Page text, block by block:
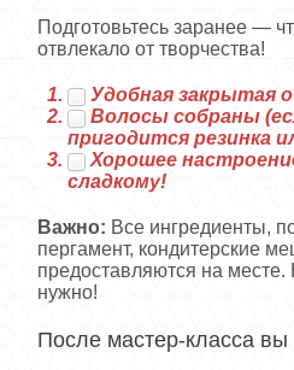
Подготовьтесь заранее —
отвлекало от творчества!
Удобная закрытая
Волосы собраны
пригодится резинка
Хорошее
сладкому!
Важно: Все ингредиенты,
пергамент, кондитерские
предоставляются на месте.
нужно!
После мастер-класса вы